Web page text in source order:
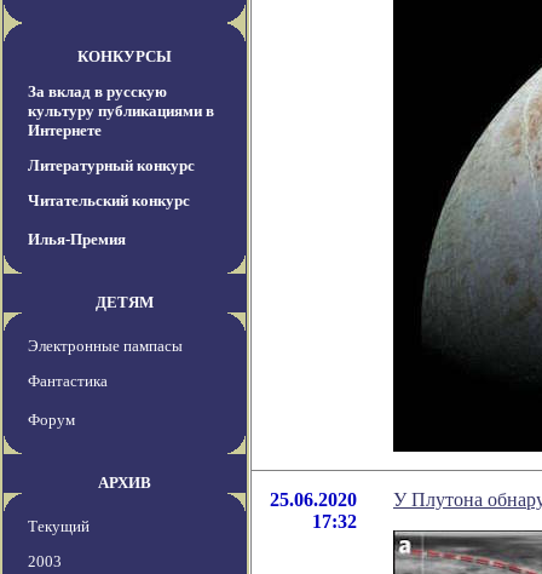
КОНКУРСЫ
За вклад в русскую
культуру публикациями в
Интернете
Литературный конкурс
Читательский конкурс
Илья-Премия
ДЕТЯМ
Электронные пампасы
Фантастика
Форум
АРХИВ
Текущий
2003
25.06.2020
17:32
У Плутона